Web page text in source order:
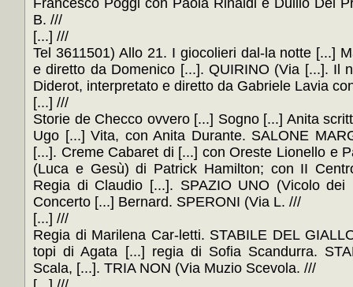
Francesco Poggi con Paola Rinaldi e Duilio Del
B. ///
[...] ///
Tel 3611501) Allo 21. I giocolieri dal-la notte [...]
e diretto da Domenico [...]. QUIRINO (Via [...]. Il
Diderot, interpretato e diretto da Gabriele Lavia
[...] ///
Storie de Checco ovvero [...] Sogno [...] Anita
Ugo [...] Vita, con Anita Durante. SALONE
[...]. Creme Cabaret di [...] con Oreste Lionello e
(Luca e Gesù) di Patrick Hamilton; con II
Regia di Claudio [...]. SPAZIO UNO (Vicolo dei
Concerto [...] Bernard. SPERONI (Via L. ///
[...] ///
Regia di Marilena Car-letti. STABILE DEL
topi di Agata [...] regia di Sofia Scandurra.
Scala, [...]. TRIA NON (Via Muzio Scevola. ///